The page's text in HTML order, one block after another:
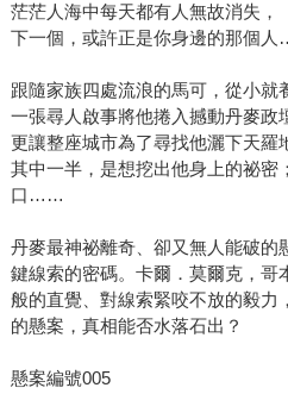
茫茫人海中每天都有人無故消失，
下一個，或許正是你身邊的那個
跟隨家族四處流浪的馬可，從小就
一張尋人啟事將他捲入撼動丹麥政
更讓整座城市為了尋找他灑下天羅
其中一半，是想挖出他身上的祕密
口……
丹麥最神祕離奇、卻又無人能破的
鍵線索的密碼。卡爾．莫爾克，哥
般的直覺、對線索緊咬不放的毅力
的懸案，真相能否水落石出？
懸案編號005